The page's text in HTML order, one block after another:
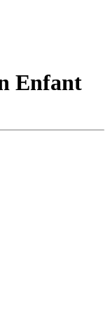
Enfant